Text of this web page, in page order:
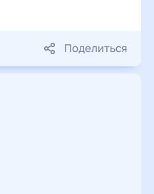
Поделиться